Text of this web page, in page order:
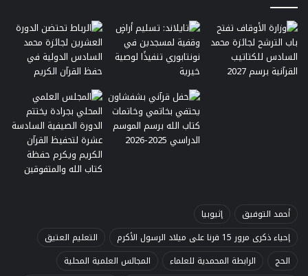
أحمد التوفيق
إثيوبيا
إحياء ذكرى مرور 15 قرنا على ميلاد الرسول الأكرم
التعليم العتيق
الحج
الرابطة المحمدية للعلماء
المجالس العلمية المحلية